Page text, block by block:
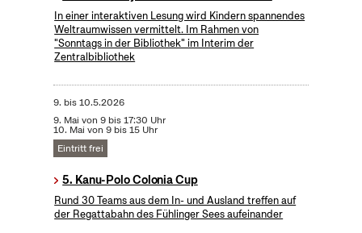
In einer interaktiven Lesung wird Kindern spannendes
Weltraumwissen vermittelt. Im Rahmen von
"Sonntags in der Bibliothek" im Interim der
Zentralbibliothek
9. bis10.5.2026
9. Mai von 9 bis 17:30 Uhr
10. Mai von 9 bis 15 Uhr
Eintritt frei
5. Kanu-Polo Colonia Cup
Rund 30 Teams aus dem In- und Ausland treffen auf
der Regattabahn des Fühlinger Sees aufeinander